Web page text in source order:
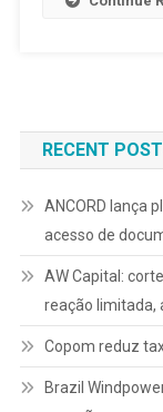
RECENT
ANCORD lança
acesso de
AW Capital:
reação limitada,
Copom reduz
Brazil